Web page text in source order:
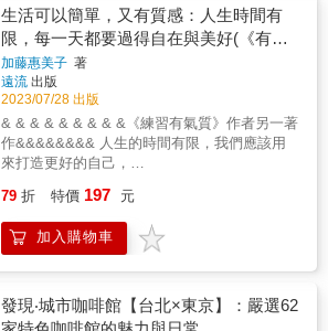
和工作模式可以在青壯年階段被實現。過去的
遷居，是為了追尋某種生活狀態，未來若要再
搬遷，就會是保護這樣的狀態，因為我已經找
到了。」&希望孩子能在鄉村成長、親近土地，
一家三口移居宜蘭冬山開了一間社區型的麵包
店的小寶說：「平日有將近七成的本地客，你
會知道每個來到店裡的人是誰。這是社區店獨
有的樂趣，我們好像與地方一同生活、成長，
看著孩子一路變化。」&因為嚮往在大自然裡生
活、創作，一路從台北、花蓮石梯坪、南投，
最後落腳在台東三仙台、擁有自己的布作品牌
「每天」的聽聽，說自己也有過諸多掙扎和自
我質疑：「沒有好不好，只有想不想，願不願
意為自己的渴望做出改變。不要忘記，無論遇
白自己的想法。」&對，也許我們會吃一些苦
統生活智慧與現代生活價值，更符合現代人需
求的節氣國民曆。 & 邀請大家透過親身實踐，
去感受、認識、發現這片土地的美好，創造
「天地人合一」的節氣好生活。 全書以二十四
節氣為架構，區分成氣象、食材、旅遊、運勢
四大單元。 & 氣象曆：一覽台灣北、東、南、
中四區的平均氣溫、降雨機率和降雨量等節氣
氣象的特色，並搭配達人的生活小叮嚀，讓你
關心自己也關心家人。 & 食材曆：一嚐四季最
當令的食材，讀到文化食物的動人故事。文末
知道產地在哪裡。 & 旅遊文化曆：一探節氣自
然美景與在地文化慶典，同場加映達人旅遊推
薦。 & 養生運勢曆：一窺節氣出生之性格特徵
守則與開運建議，讓你跟著大師趨吉避凶、萬
生活可以簡單，又有質感：人生時間有
限，每一天都要過得自在與美好(《有氣
質的簡單生活》新修版)
加藤惠美子 著
遠流 出版
2023/07/28 出版
& & & & & & & & &《練習有氣質》作者另一著
作&&&&&&&& 人生的時間有限，我們應該用
來打造更好的自己，
活品質。& & & & & & & & & & & & &&方法很
簡單：&&&&&&&&&&&&&&&&&&&& 先從不
浪費時間與物品下手！& &&&&&&&&&&
更美好又自在。 & 我們人生的整體樣貌是
由每天的生活、每一個瞬間的串連所構築起
79 折 特價 197 元
加入購物車
發現‧城市咖啡館【台北×東京】：嚴選62